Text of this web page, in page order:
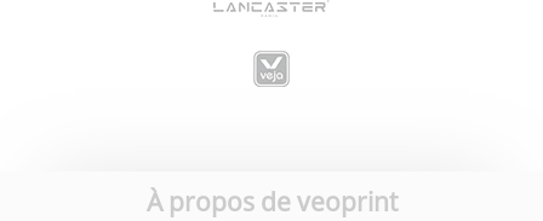
À propos de veoprint